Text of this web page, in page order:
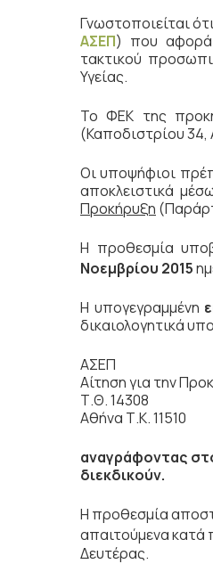
Γνωστοποιείται
ΑΣΕΠ) που αφορά
τακτικού
Υγείας.
Το ΦΕΚ της
(Καποδιστρίου
Οι υποψήφιοι
αποκλειστικά
Προκήρυξη
Η προθεσμία
Νοεμβρίου 2015
Η υπογεγραμμένη
δικαιολογητικά
ΑΣΕΠ
Αίτηση για την
Τ.Θ. 14308
Αθήνα Τ.Κ. 11510
αναγράφοντας
διεκδικούν.
Η προθεσμία
απαιτούμενα κατά
Δευτέρας.